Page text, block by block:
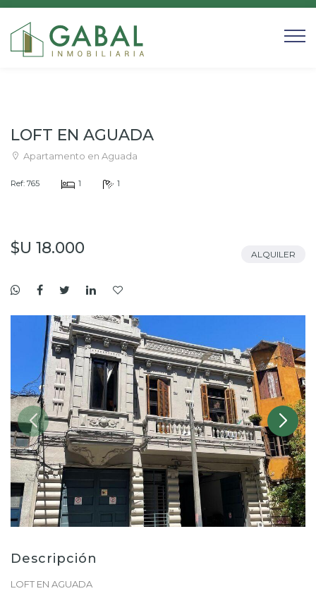
LOFT EN AGUADA
Apartamento en Aguada
Ref: 765 1 1
$U 18.000 ALQUILER
Descripción
LOFT EN AGUADA